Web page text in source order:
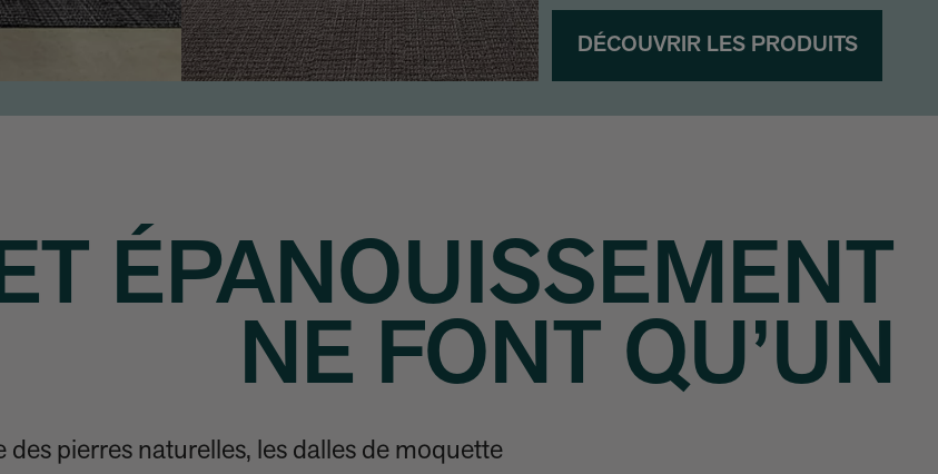
DÉCOUVRIR LES PRODUITS
ÉPANOUISSEMENT
NE FONT QU’UN
pierres naturelles, les dalles de moquette